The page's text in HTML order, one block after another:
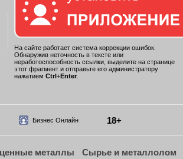
На сайте работает система коррекции ошибок.
Обнаружив неточность в тексте или
неработоспособность ссылки, выделите на странице
этот фрагмент и отправьте его администратору
нажатием Ctrl +Enter.
Бизнес Онлайн 18+
металлы Сырье и металлолом